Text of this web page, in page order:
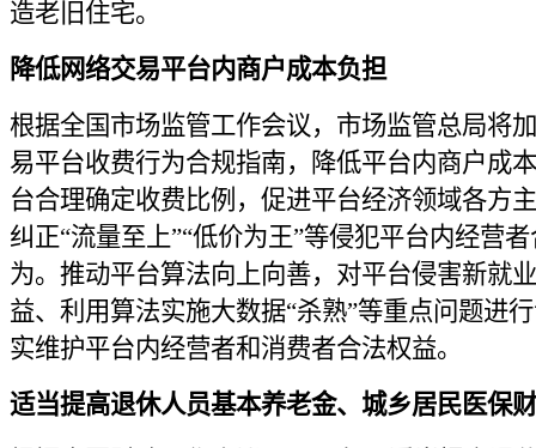
造老旧住宅。
降低网络交易平台内商户成本负担
根据全国市场监管工作会议，市场监管总局将
易平台收费行为合规指南，降低平台内商户成
台合理确定收费比例，促进平台经济领域各方
纠正“流量至上”“低价为王”等侵犯平台内经营
为。推动平台算法向上向善，对平台侵害新就
益、利用算法实施大数据“杀熟”等重点问题进
实维护平台内经营者和消费者合法权益。
适当提高退休人员基本养老金、城乡居民医保